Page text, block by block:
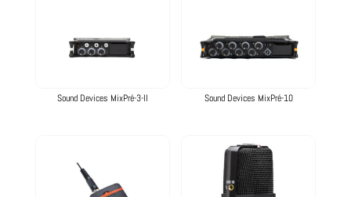
Sound Devices MixPré-3-II Sound Devices MixPré-10